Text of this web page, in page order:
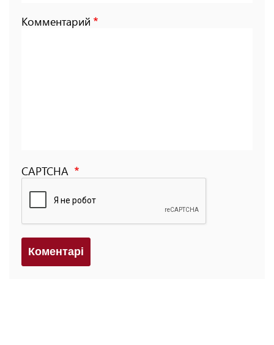
Комментарий
CAPTCHA
Коментарi